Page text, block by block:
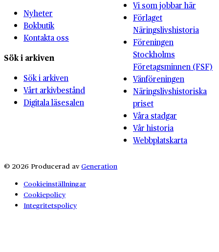
Nyheter
Bokbutik
Kontakta oss
Sök i arkiven
Sök i arkiven
Vårt arkivbestånd
Digitala läsesalen
Vi som jobbar här
Förlaget
Näringslivshistoria
Föreningen
Stockholms
Företagsminnen (FSF)
Vänföreningen
Näringslivshistoriska
priset
Våra stadgar
Vår historia
Webbplatskarta
© 2026 Producerad av Generation
Cookieinställningar
Cookiepolicy
Integritetspolicy